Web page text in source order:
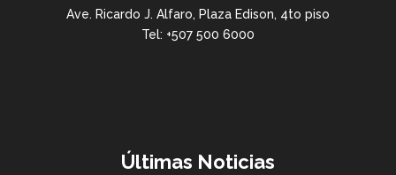
Ave. Ricardo J. Alfaro, Plaza Edison, 4to piso
Tel: +507 500 6000
Últimas Noticias